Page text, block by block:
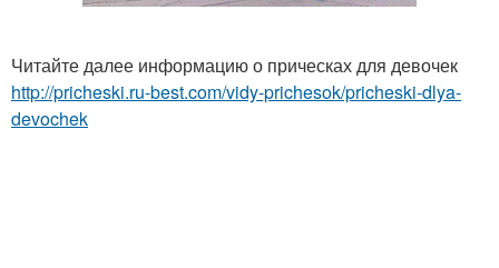
Читайте далее информацию о прическах для девочек
http://pricheski.ru-best.com/vidy-prichesok/pricheski-dlya-
devochek